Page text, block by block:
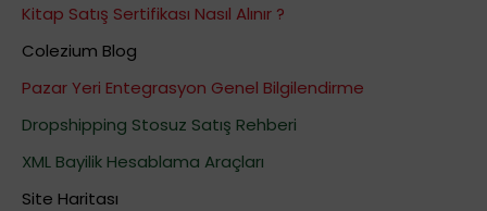
Kitap Satış Sertifikası Nasıl Alınır ?
Colezium Blog
Pazar Yeri Entegrasyon Genel Bilgilendirme
Dropshipping Stosuz Satış Rehberi
XML Bayilik Hesablama Araçları
Site Haritası